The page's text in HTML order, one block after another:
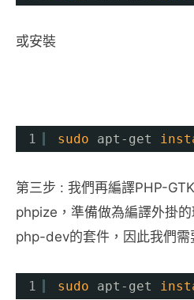
或安裝
1 sudo apt-get
第三步 : 我們再編譯PHP-
phpize，準備做為編譯外掛
php-dev的套件，因此我們需
1 sudo apt-get